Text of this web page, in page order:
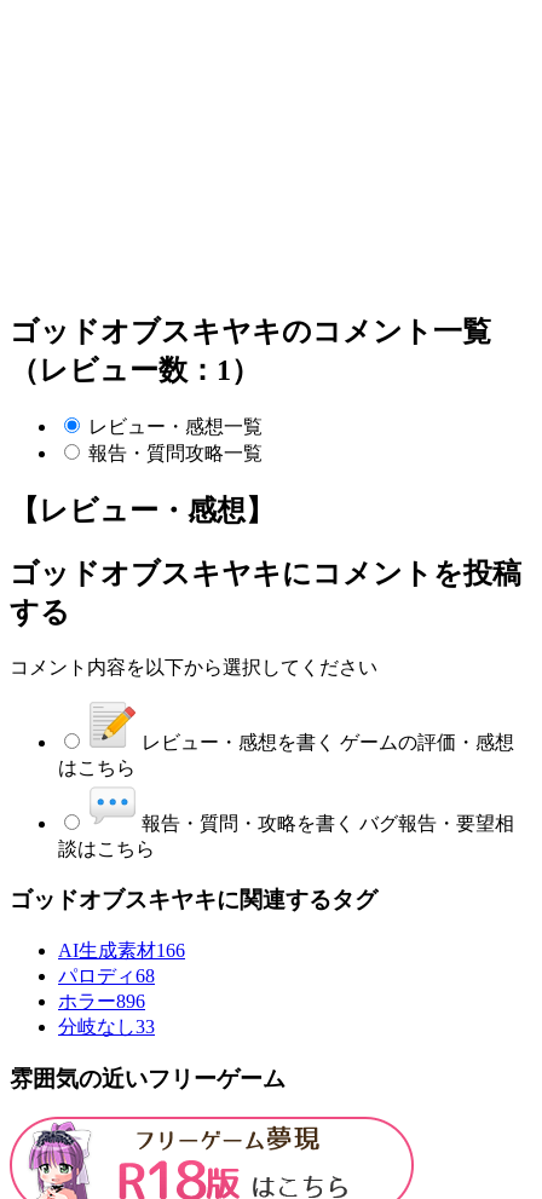
ゴッドオブスキヤキのコメント一覧
（レビュー数：1）
レビュー・感想一覧
報告・質問攻略一覧
【レビュー・感想】
ゴッドオブスキヤキにコメントを投稿
する
コメント内容を以下から選択してください
レビュー・感想を書く ゲームの評価・感想
はこちら
報告・質問・攻略を書く バグ報告・要望相
談はこちら
ゴッドオブスキヤキに関連するタグ
AI生成素材166
パロディ68
ホラー896
分岐なし33
雰囲気の近いフリーゲーム